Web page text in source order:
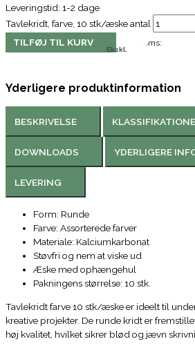
Leveringstid: 1-2 dage
Tavlekridt, farve, 10 stk/æske antal
TILFØJ TIL KURV
Moms:
Ekskl.
Yderligere produktinformation
BESKRIVELSE
DOWNLOADS YDERLIGERE
LEVERING
Form: Runde
Farve: Assorterede farver
Materiale: Kalciumkarbonat
Støvfri og nem at viske ud
Æske med ophængehul
Pakningens størrelse: 10 stk.
Tavlekridt farve 10 stk/æske er ideelt til
kreative projekter. De runde kridt er
høj kvalitet, hvilket sikrer blød og jævn